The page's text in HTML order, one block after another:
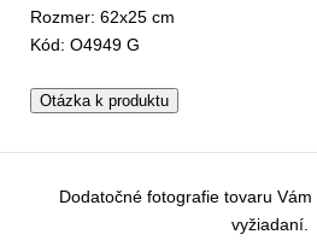
Rozmer: 62x25 cm
Kód: O4949 G
Otázka k produktu
Dodatočné fotografie tovaru
vyžiadaní.